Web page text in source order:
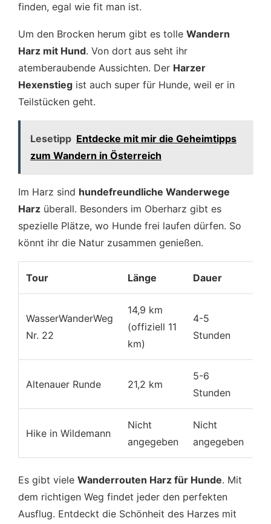
finden, egal wie fit man ist.
Um den Brocken herum gibt es tolle Wandern
Harz mit Hund. Von dort aus seht ihr
atemberaubende Aussichten. Der Harzer
Hexenstieg ist auch super für Hunde, weil er in
Teilstücken geht.
Lesetipp Entdecke mit mir die Geheimtipps
zum Wandern in Österreich
Im Harz sind hundefreundliche Wanderwege
Harz überall. Besonders im Oberharz gibt es
spezielle Plätze, wo Hunde frei laufen dürfen. So
könnt ihr die Natur zusammen genießen.
Tour Länge Dauer
WasserWanderWeg
Nr. 22
14,9 km
(offiziell 11
km)
4-5
Stunden
Altenauer Runde 21,2 km
5-6
Stunden
Hike in Wildemann
Nicht
angegeben
Nicht
angegeben
Es gibt viele Wanderrouten Harz für Hunde. Mit
dem richtigen Weg findet jeder den perfekten
Ausflug. Entdeckt die Schönheit des Harzes mit